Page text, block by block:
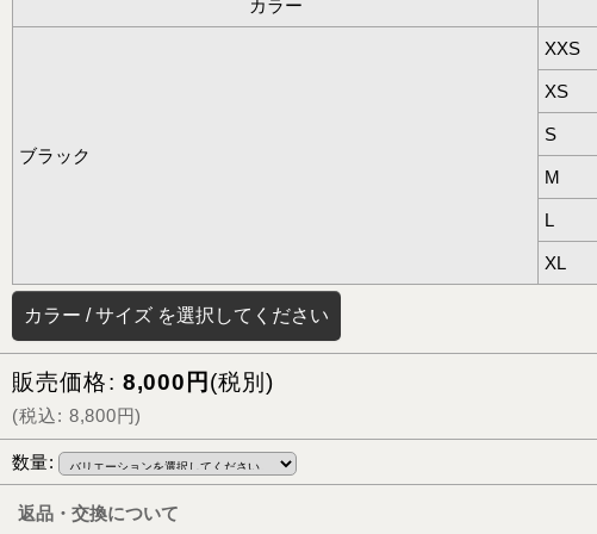
カラー
ブラック
XXS
XS
S
M
L
XL
カラー / サイズ を選択してください
販売価格: 8,000 円 (税別)
(税込: 8,800円)
数量:
返品・交換について